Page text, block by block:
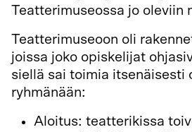
Teatterimuseossa jo oleviin
Teatterimuseoon oli
joissa joko opiskelijat
siellä sai toimia itsenäisesti
ryhmänään:
Aloitus: teatterikissa